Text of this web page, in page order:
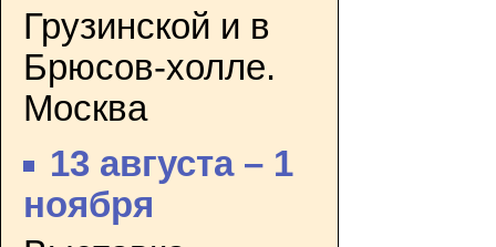
Грузинской и в
Брюсов-холле.
Москва
13 августа – 1
ноября